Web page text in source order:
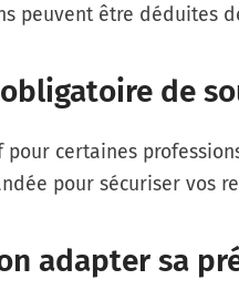
peuvent être déduites
de
pour certaines
pour sécuriser vos
adapter sa